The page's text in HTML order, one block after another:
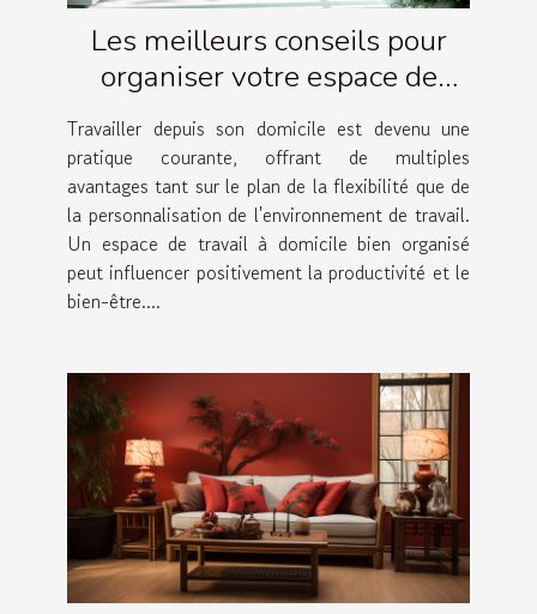
Les meilleurs conseils pour
organiser votre espace de
travail à domicile
Travailler depuis son domicile est devenu une
pratique courante, offrant de multiples
avantages tant sur le plan de la flexibilité que de
la personnalisation de l'environnement de travail.
Un espace de travail à domicile bien organisé
peut influencer positivement la productivité et le
bien-être....